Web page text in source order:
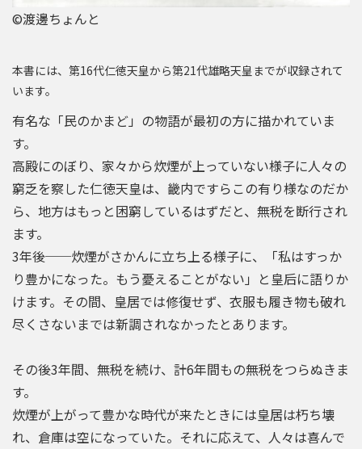
©渡邊ちょんと
本書には、第16代仁徳天皇から第21代雄略天皇までが収録されて
います。
有名な「民のかまど」の物語が最初の方に描かれていま
す。
高殿にのぼり、家々から炊煙が上っていない様子に人々の
窮乏を察した仁徳天皇は、畿内ですらこの有り様なのだか
ら、地方はもっと困窮しているはずだと、無税を断行され
ます。
3年後──炊煙がさかんに立ち上る様子に、「私はすっか
り豊かになった。もう憂えることがない」と皇后に語りか
けます。その間、皇居では修復せず、衣服も履き物も破れ
尽くさないまでは新調されなかったとあります。
その後3年間、無税を続け、計6年間もの無税をつらぬきま
す。
炊煙が上がって豊かな時代が来たときには皇居は朽ち壊
れ、倉庫は空になっていた。それに応えて、人々は喜んで